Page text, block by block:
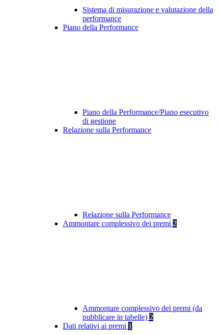
Sistema di misurazione e valutazione della
performance
Piano della Performance
Piano della Performance/Piano esecutivo
di gestione
Relazione sulla Performance
Relazione sulla Performance
Ammontare complessivo dei premi 2
Ammontare complessivo dei premi (da
pubblicare in tabelle) 2
Dati relativi ai premi 1